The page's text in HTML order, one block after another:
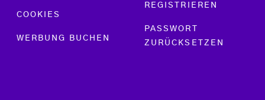
COOKIES
WERBUNG BUCHEN
REGISTRIEREN
PASSWORT
ZURÜCKSETZEN